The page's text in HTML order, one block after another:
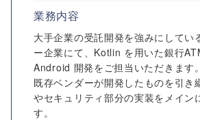
業務内容
大手企業の受託開発を強みにしてい
ー企業にて、Kotlin を用いた銀行
Android 開発をご担当いただきます。
既存ベンダーが開発したものを引き
やセキュリティ部分の実装をメイン
す。